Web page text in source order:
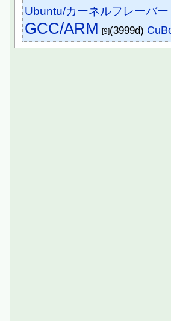
Ubuntu/カーネルフレーバー
GCC/ARM [9](3999d)